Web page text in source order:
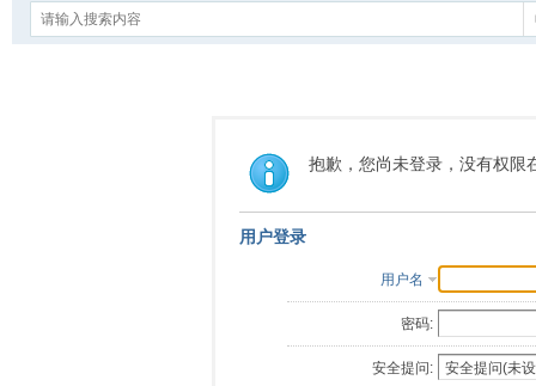
抱歉，您尚未登录，没有权限
用户登录
用户名
密码:
安全提问: